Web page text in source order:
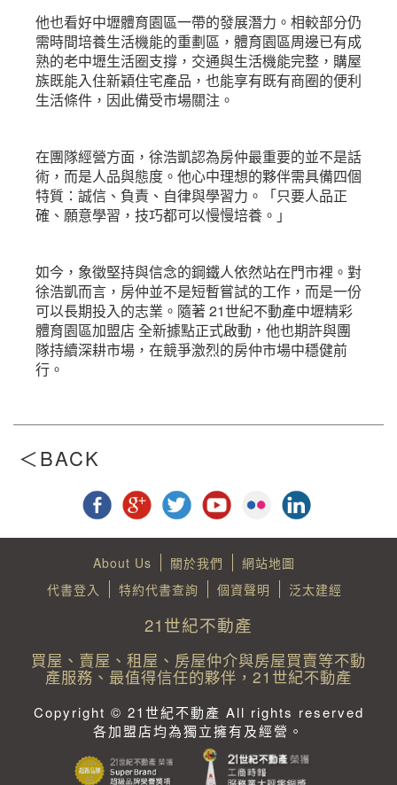
他也看好中壢體育園區一帶的發展潛力。相較部分仍
需時間培養生活機能的重劃區，體育園區周邊已有成
熟的老中壢生活圈支撐，交通與生活機能完整，購屋
族既能入住新穎住宅產品，也能享有既有商圈的便利
生活條件，因此備受市場關注。
在團隊經營方面，徐浩凱認為房仲最重要的並不是話
術，而是人品與態度。他心中理想的夥伴需具備四個
特質：誠信、負責、自律與學習力。「只要人品正
確、願意學習，技巧都可以慢慢培養。」
如今，象徵堅持與信念的鋼鐵人依然站在門市裡。對
徐浩凱而言，房仲並不是短暫嘗試的工作，而是一份
可以長期投入的志業。隨著 21世紀不動產中壢精彩
體育園區加盟店 全新據點正式啟動，他也期許與團
隊持續深耕市場，在競爭激烈的房仲市場中穩健前
行。
About Us 關於我們
網站地圖
代書登入
特約代書查詢 個資聲明 泛太建經
21世紀不動產
買屋、賣屋、租屋、房屋仲介與房屋買賣等不動
產服務、最值得信任的夥伴，21世紀不動產
Copyright © 21世紀不動產 All rights reserved
各加盟店均為獨立擁有及經營。